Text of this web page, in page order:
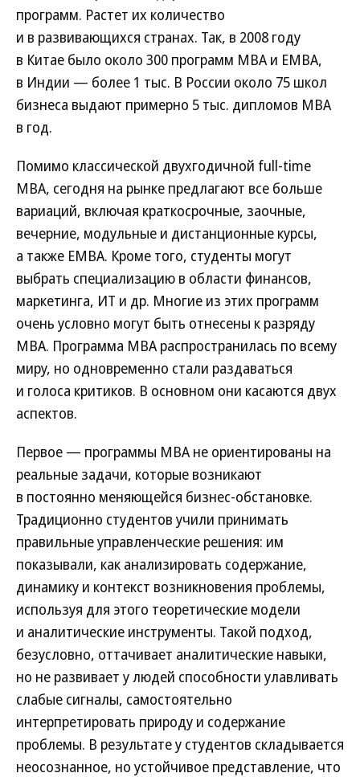
программ. Растет их количество
и в развивающихся странах. Так, в 2008 году
в Китае было около 300 программ МВА и ЕМВА,
в Индии — более 1 тыс. В России около 75 школ
бизнеса выдают примерно 5 тыс. дипломов MBA
в год.
Помимо классической двухгодичной full-time
МВА, сегодня на рынке предлагают все больше
вариаций, включая краткосрочные, заочные,
вечерние, модульные и дистанционные курсы,
а также EMBA. Кроме того, студенты могут
выбрать специализацию в области финансов,
маркетинга, ИТ и др. Многие из этих программ
очень условно могут быть отнесены к разряду
МВА. Программа MBA распространилась по всему
миру, но одновременно стали раздаваться
и голоса критиков. В основном они касаются двух
аспектов.
Первое — программы МВА не ориентированы на
реальные задачи, которые возникают
в постоянно меняющейся бизнес-обстановке.
Традиционно студентов учили принимать
правильные управленческие решения: им
показывали, как анализировать содержание,
динамику и контекст возникновения проблемы,
используя для этого теоретические модели
и аналитические инструменты. Такой подход,
безусловно, оттачивает аналитические навыки,
но не развивает у людей способности улавливать
слабые сигналы, самостоятельно
интерпретировать природу и содержание
проблемы. В результате у студентов складывается
неосознанное, но устойчивое представление, что